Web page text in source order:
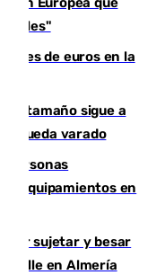
de euros en la
tamaño sigue a
y queda varado
personas
y equipamientos en
por sujetar y besar
calle en Almería